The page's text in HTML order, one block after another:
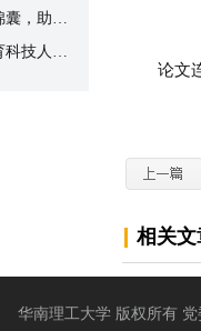
下一站，华南理工！这份复试锦囊，助你抵达学术...
《瞭望》专访唐洪武书记：教育科技人才三位一体...
论文
相关文
华南理工大学 版权所有 党